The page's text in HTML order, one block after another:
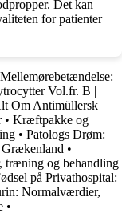
Det kan
for patienter
Vol.fr. B |
Om Antimüllersk
• Kræftpakke og
• Patologs Drøm:
•
træning og behandling
på Privathospital:
Normalværdier,
•